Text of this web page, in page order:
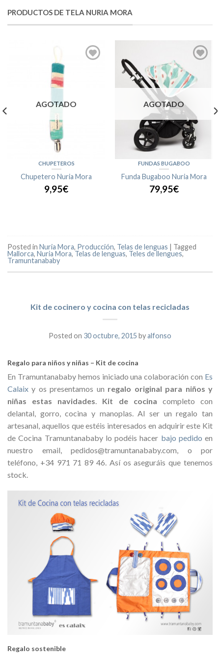
PRODUCTOS DE TELA NURIA MORA
AGOTADO
CHUPETEROS
Chupetero Nuria Mora
9,95€
AGOTADO
FUNDAS BUGABOO
Funda Bugaboo Nuria Mora
79,95€
Posted in Nuria Mora, Producción, Telas de lenguas | Tagged
Mallorca, Nuria Mora, Telas de lenguas, Teles de llengues,
Tramuntanababy
Kit de cocinero y cocina con telas recicladas
Posted on 30 octubre, 2015 byalfonso
Regalo para niños y niñas – Kit de cocina
En Tramuntanababy hemos iniciado una colaboración con Es
Calaix y os presentamos un regalo original para niños y
niñas estas navidades. Kit de cocina completo con
delantal, gorro, cocina y manoplas. Al ser un regalo tan
artesanal, aquellos que estéis interesados en adquirir este Kit
de Cocina Tramuntanababy lo podéis hacer bajo pedido en
nuestro email, pedidos@tramuntanababy.com, o por
teléfono, +34 971 71 89 46. Así os aseguráis que tenemos
stock.
Regalo sostenible